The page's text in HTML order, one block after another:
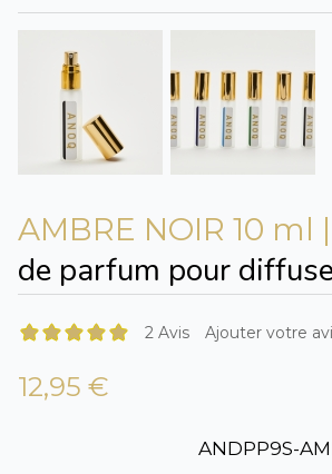
AMBRE NOIR 10 ml |
de parfum pour
2 Avis Ajouter votre
12,95 €
ANDPP9S-